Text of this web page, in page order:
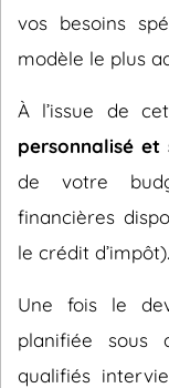
vos besoins
modèle le plus
À l’issue de
personnalisé et
de votre
financières
le crédit d’impôt).
Une fois le
planifiée sous
qualifiés